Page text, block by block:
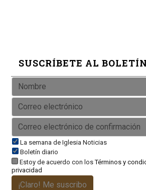
SUSCRÍBETE AL BOLETÍN
La semana de Iglesia Noticias
Boletín diario
Estoy de acuerdo con losTérminos y
privacidad
¡Claro! Me suscribo